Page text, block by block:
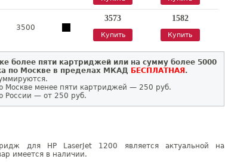
3500
3573
Купить
1582
Купить
более пяти картриджей или на сумму более 5000
по Москве в пределах МКАД БЕСПЛАТНАЯ .
Москве менее пяти картриджей — 250 руб.
России — от 250 руб.
для HP LaserJet 1200 является актуальной на
имеется в наличии.